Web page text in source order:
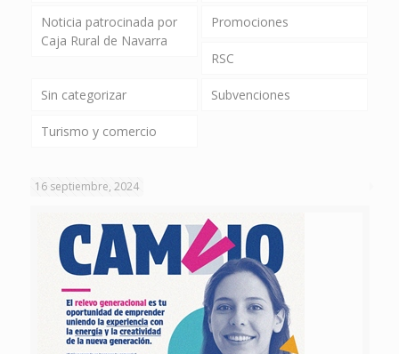
Noticia patrocinada por
Caja Rural de Navarra
Promociones
RSC
Sin categorizar Subvenciones
Turismo y comercio
16 septiembre, 2024